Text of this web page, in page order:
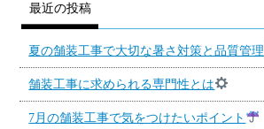
最近の投稿
夏の舗装工事で大切な暑さ対策と品質管理
舗装工事に求められる専門性とは
7月の舗装工事で気をつけたいポイント